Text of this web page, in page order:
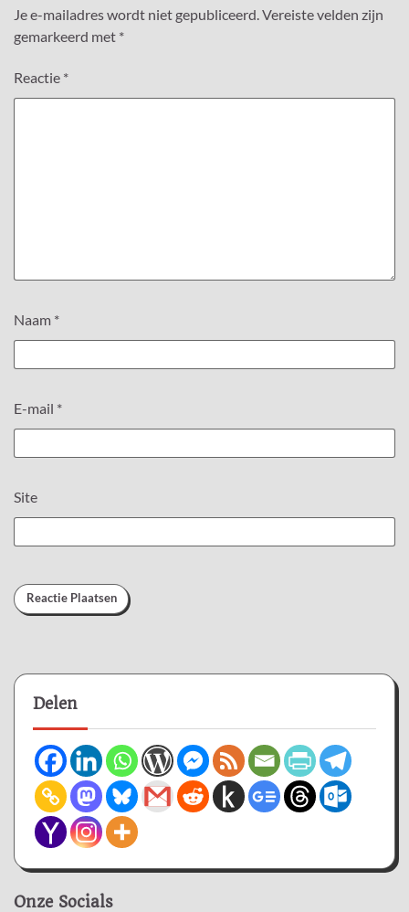
Je e-mailadres wordt niet gepubliceerd. Vereiste velden zijn
gemarkeerd met *
Reactie *
Naam *
E-mail *
Site
Delen
Onze Socials